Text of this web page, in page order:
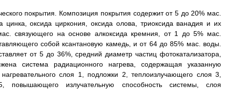
покрытия. Композиция покрытия содержит от 5 до 20% мас.
цинка, оксида циркония, оксида олова, триоксида ванадия и их
связующего на основе алкоксида кремния, от 1 до 5% мас.
собой ксантановую камедь, и от 64 до 85% мас. воды.
от 5 до 36%, средний диаметр частиц фотокатализатора,
система радиационного нагрева, содержащая указанную
слоя 1, подложки 2, теплоизлучающего слоя 3,
повышающего излучательную способность системы, слоя